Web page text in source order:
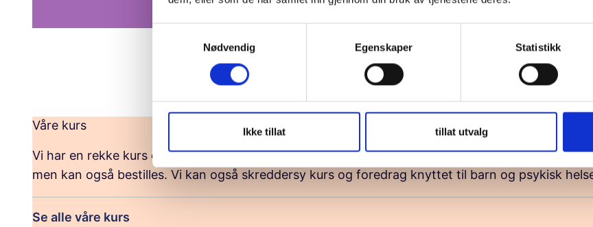
S
v
a
l
Nødvendig Egenskaper Statistikk
Ikke tillat tillat utvalg
Våre kurs
Vi har en rekke kurs og foredrag både for foreldre og for deg som jobber med barn og unge.
men kan også bestilles. Vi kan også skreddersy kurs og foredrag knyttet til barn og psykisk
Se alle våre kurs